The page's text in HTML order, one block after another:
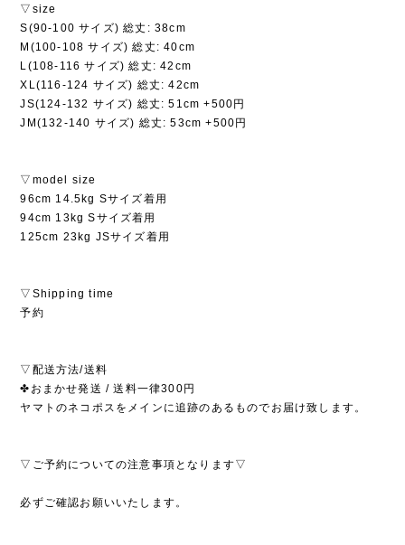
▽size
S(90-100 サイズ) 総丈: 38cm
M(100-108 サイズ) 総丈: 40cm
L(108-116 サイズ) 総丈: 42cm
XL(116-124 サイズ) 総丈: 42cm
JS(124-132 サイズ) 総丈: 51cm +500円
JM(132-140 サイズ) 総丈: 53cm +500円
▽model size
96cm 14.5kg Sサイズ着用
94cm 13kg Sサイズ着用
125cm 23kg JSサイズ着用
▽Shipping time
予約
▽配送方法/送料
✤おまかせ発送 / 送料一律300円
ヤマトのネコポスをメインに追跡のあるものでお届け致します。
▽ご予約についての注意事項となります▽
必ずご確認お願いいたします。